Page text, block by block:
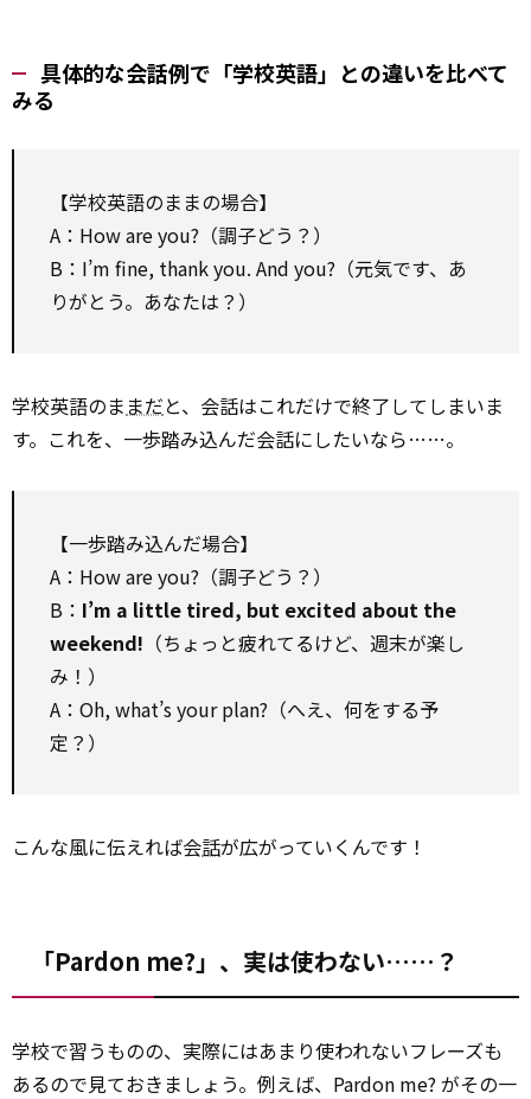
具体的な会話例で「学校英語」との違いを比べて
みる
【学校英語のままの場合】
A：How are you?（調子どう？）
B：I’m fine, thank you. And you?（元気です、あ
りがとう。あなたは？）
学校英語のま まだと、会話はこれだけで終了してしまいま
す。これを、一歩踏み込んだ会話にしたいなら……。
【一歩踏み込んだ場合】
A：How are you?（調子どう？）
B： I’m a little tired, but excited about the
weekend! （ちょっと疲れてるけど、週末が楽し
み！）
A：Oh, what’s your plan?（へえ、何をする予
定？）
こんな風に伝えれば会話が広がっていくんです！
「Pardon me?」、実は使わない……？
学校で習うものの、実際にはあまり使われないフレーズも
あるので見ておきましょう。例えば、Pardon me? がその一